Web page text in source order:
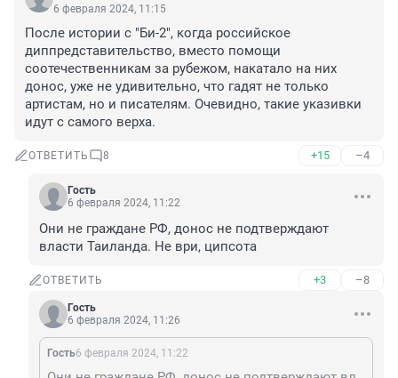
6 февраля 2024, 11:15
После истории с "Би-2", когда российское
диппредставительство, вместо помощи
соотечественникам за рубежом, накатало на них
донос, уже не удивительно, что гадят не только
артистам, но и писателям. Очевидно, такие указивки
идут с самого верха.
ОТВЕТИТЬ 8 +15 –4
Гость
6 февраля 2024, 11:22
Они не граждане РФ, донос не подтверждают
власти Таиланда. Не ври, ципсота
ОТВЕТИТЬ +3 –8
Гость
6 февраля 2024, 11:26
Гость6 февраля 2024, 11:22